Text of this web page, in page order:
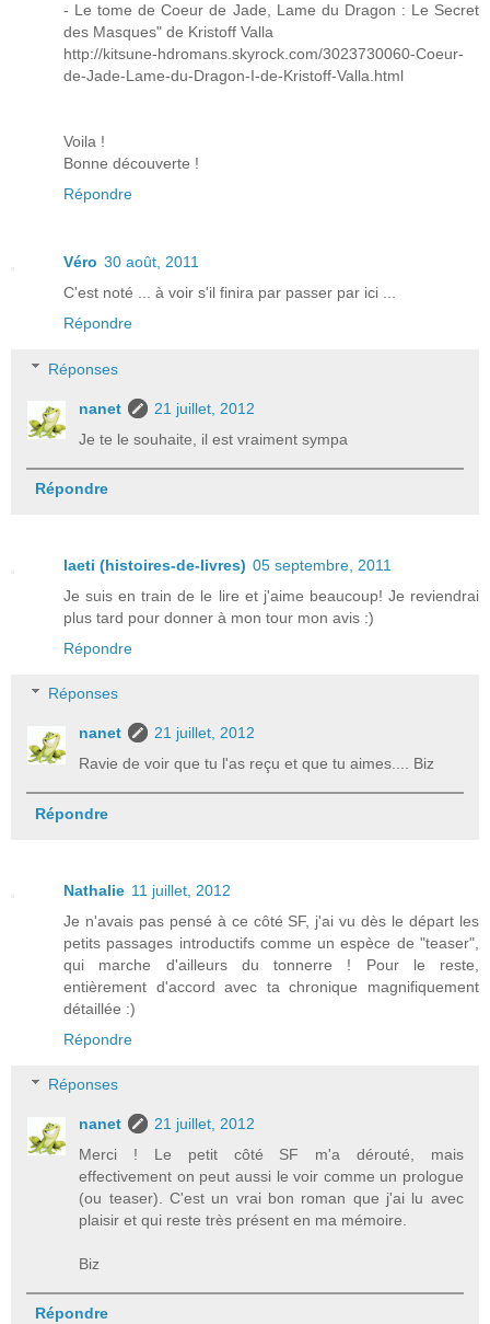
- Le tome de Coeur de Jade, Lame du Dragon : Le Secret
des Masques" de Kristoff Valla
http://kitsune-hdromans.skyrock.com/3023730060-Coeur-
de-Jade-Lame-du-Dragon-I-de-Kristoff-Valla.html
Voila !
Bonne découverte !
Répondre
Véro 30 août, 2011
C'est noté ... à voir s'il finira par passer par ici ...
Répondre
Réponses
nanet
21 juillet, 2012
Je te le souhaite, il est vraiment sympa
Répondre
laeti (histoires-de-livres) 05 septembre, 2011
Je suis en train de le lire et j'aime beaucoup! Je reviendrai
plus tard pour donner à mon tour mon avis :)
Répondre
Réponses
nanet
21 juillet, 2012
Ravie de voir que tu l'as reçu et que tu aimes.... Biz
Répondre
Nathalie 11 juillet, 2012
Je n'avais pas pensé à ce côté SF, j'ai vu dès le départ les
petits passages introductifs comme un espèce de "teaser",
qui marche d'ailleurs du tonnerre ! Pour le reste,
entièrement d'accord avec ta chronique magnifiquement
détaillée :)
Répondre
Réponses
nanet
21 juillet, 2012
Merci ! Le petit côté SF m'a dérouté, mais
effectivement on peut aussi le voir comme un prologue
(ou teaser). C'est un vrai bon roman que j'ai lu avec
plaisir et qui reste très présent en ma mémoire.
Biz
Répondre